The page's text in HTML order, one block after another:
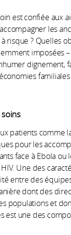
est confiée aux
les
risque ? Quelles
imposées –
dignement,
patients comme
pour les
face à Ebola ou
Une des
entre des
dont des
populations et
est une des